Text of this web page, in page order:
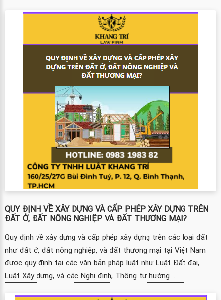
QUY ĐỊNH VỀ XÂY DỰNG VÀ CẤP PHÉP XÂY DỰNG TRÊN
ĐẤT Ở, ĐẤT NÔNG NGHIỆP VÀ ĐẤT THƯƠNG MẠI?
Quy định về xây dựng và cấp phép xây dựng trên các loại đất
như đất ở, đất nông nghiệp, và đất thương mại tại Việt Nam
được quy định tại các văn bản pháp luật như Luật Đất đai,
Luật Xây dựng, và các Nghị định, Thông tư hướng ...